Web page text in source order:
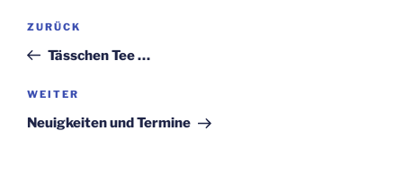
Beitragsnavigation
Vorheriger
Beitrag
ZURÜCK
Tässchen Tee …
Nächster
Beitrag
WEITER
Neuigkeiten und Termine